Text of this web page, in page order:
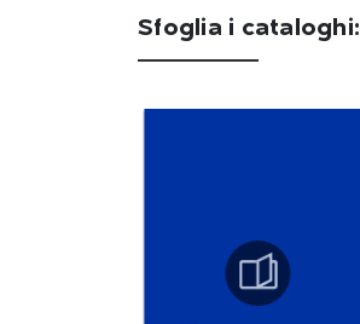
Sfoglia i cataloghi: